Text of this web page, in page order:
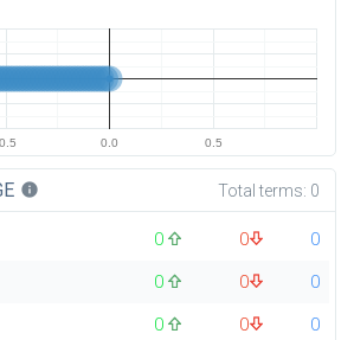
0.0 0.5
info Total terms: 0
0 0
0
0 0
0
0 0 0